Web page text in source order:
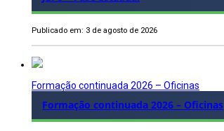
Publicado em: 3 de agosto de 2026
Formação continuada 2026 – Oficinas
Formação continuada 2026 – Oficinas